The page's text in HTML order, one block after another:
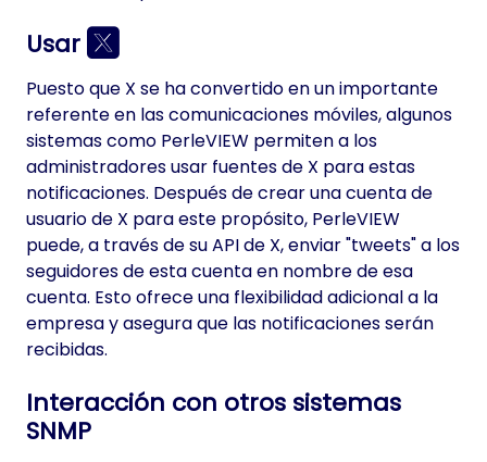
Usar
Puesto que X se ha convertido en un importante
referente en las comunicaciones móviles, algunos
sistemas como PerleVIEW permiten a los
administradores usar fuentes de X para estas
notificaciones. Después de crear una cuenta de
usuario de X para este propósito, PerleVIEW
puede, a través de su API de X, enviar "tweets" a los
seguidores de esta cuenta en nombre de esa
cuenta. Esto ofrece una flexibilidad adicional a la
empresa y asegura que las notificaciones serán
recibidas.
Interacción con otros sistemas
SNMP